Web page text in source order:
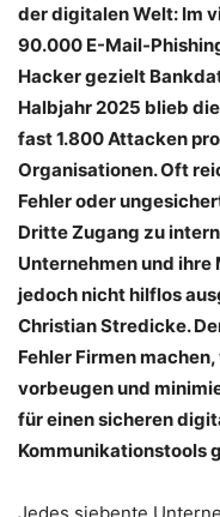
der digitalen Welt: Im
90.000 E-Mail-
Hacker gezielt
Halbjahr 2025 blieb
fast 1.800 Attacken
Organisationen. Oft
Fehler oder
Dritte Zugang zu
Unternehmen und
jedoch nicht hilflos
Christian Stredicke.
Fehler Firmen
vorbeugen und
für einen sicheren
Kommunikationstools